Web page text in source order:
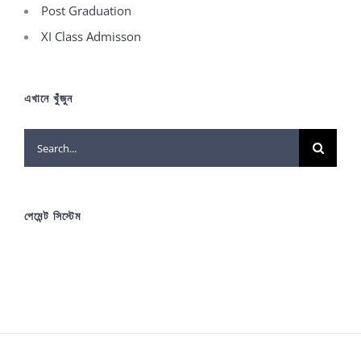
Post Graduation
XI Class Admisson
এখানে খুঁজুন
Search
for:
পেমেন্ট সিস্টেম